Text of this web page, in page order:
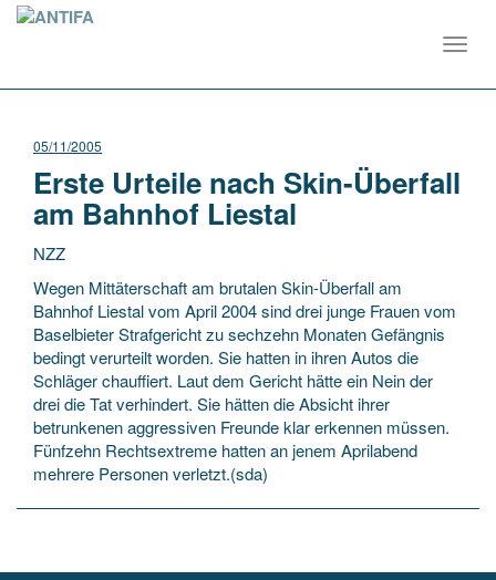
05/11/2005
Erste Urteile nach Skin-Überfall
am Bahnhof Liestal
NZZ
Wegen Mittäterschaft am brutalen Skin-Überfall am
Bahnhof Liestal vom April 2004 sind drei junge Frauen vom
Baselbieter Strafgericht zu sechzehn Monaten Gefängnis
bedingt verurteilt worden. Sie hatten in ihren Autos die
Schläger chauffiert. Laut dem Gericht hätte ein Nein der
drei die Tat verhindert. Sie hätten die Absicht ihrer
betrunkenen aggressiven Freunde klar erkennen müssen.
Fünfzehn Rechtsextreme hatten an jenem Aprilabend
mehrere Personen verletzt.(sda)